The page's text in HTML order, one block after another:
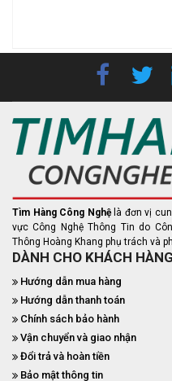
Tìm Hàng Công Nghệ là đơn vị
vực Công Nghệ Thông Tin do
Thông Hoàng Khang phụ trách và
DÀNH CHO KHÁCH HÀNG
Hướng dẫn mua hàng
Hướng dẫn thanh toán
Chính sách bảo hành
Vận chuyển và giao nhận
Đổi trả và hoàn tiền
Bảo mật thông tin